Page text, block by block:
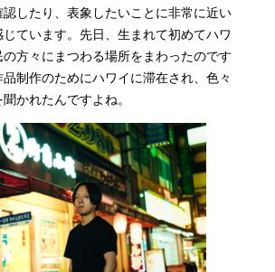
したり、表象したいことに非常に近い
ています。先日、生まれて初めてハワ
方々にまつわる場所をまわったのです
制作のためにハワイに滞在され、色々
かれたんですよね。